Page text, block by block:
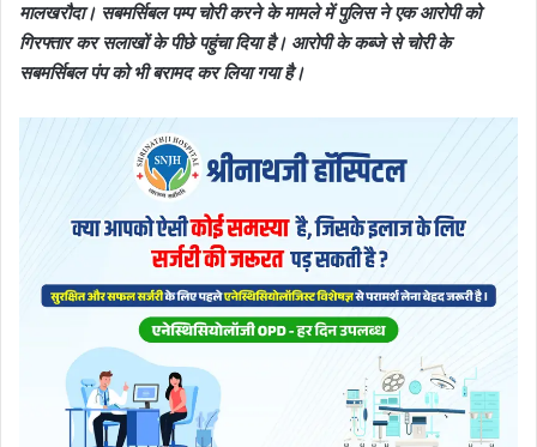
मालखरौदा। सबमर्सिबल पम्प चोरी करने के मामले में पुलिस ने एक आरोपी को
गिरफ्तार कर सलाखों के पीछे पहुंचा दिया है। आरोपी के कब्जे से चोरी के
सबमर्सिबल पंप को भी बरामद कर लिया गया है।